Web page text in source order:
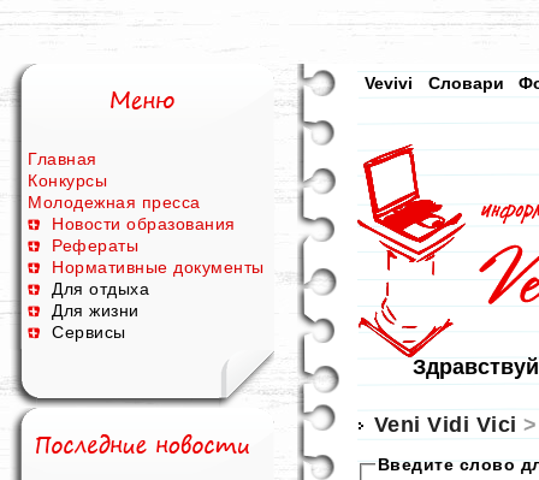
Главная
Конкурсы
Молодежная пресса
Новости образования
Рефераты
Нормативные документы
Для отдыха
Для жизни
Сервисы
Vevivi Словари
Veni Vidi Vici
Введите слово